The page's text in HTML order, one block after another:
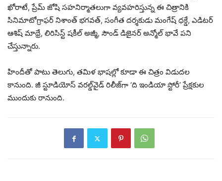
ఖోరాటే, ప్రేమ్ జోషి సహనిర్మాతలుగా వ్యవహరిస్తున్న ఈ చిత్రానికి
సినిమాటోగ్రాఫర్ నిశాంత్ భగవత్, సంగీత దర్శకుడు మంగేష్ ధక్డే, ఎడిటర్
ఆశిష్ మాథ్రే, లిరిసిస్ట్ షకీల్ అజ్మీ, సౌండ్ డిజైనర్ అన్మోల్ భావే పని
చేస్తున్నారు.
హిందీతో పాటు తెలుగు, తమిళ భాషల్లో కూడా ఈ చిత్రం విడుదల
కానుంది. జీ స్టూడియోస్ వరల్డ్‌వైడ్ రిలీజ్‌గా ‘ది ఇండియా స్టోరీ’ ప్రేక్షకుల
ముందుకు రానుంది.